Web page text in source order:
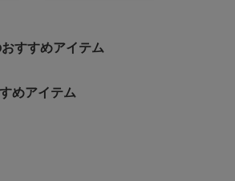
すすめアイテム
めアイテム